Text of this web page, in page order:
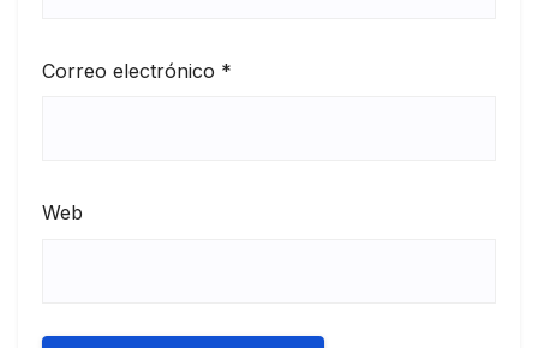
Correo electrónico *
Web